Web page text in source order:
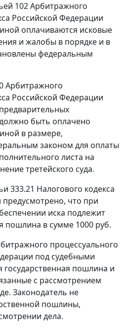
102Арбитражного
Российской Федерации
оплачиваются исковые
и жалобы в порядке и в
федеральным
Арбитражного
Российской Федерации
быть оплачено
в размере,
законом для оплаты
листа на
третейского суда.
333.21 Налогового кодекса
что при
иска подлежит
пошлина в сумме 1000 руб.
процессуального
под судебными
пошлина и
с рассмотрением
Законодатель не
пошлины,
дела.